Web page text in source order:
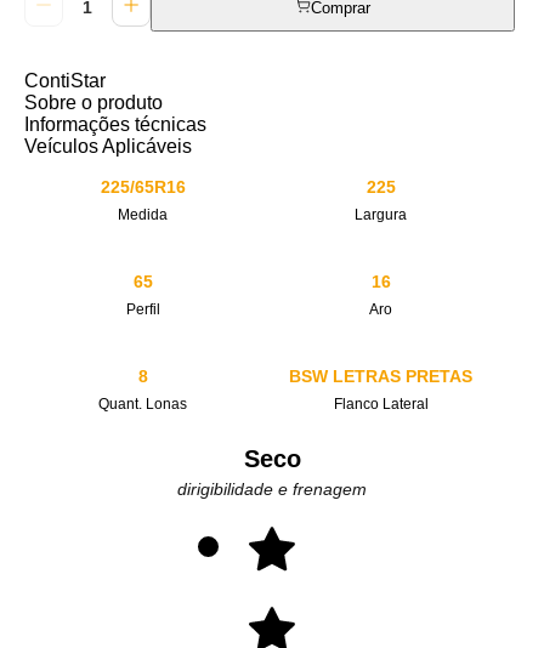
Comprar
ContiStar
Sobre o produto
Informações técnicas
Veículos Aplicáveis
225/65R16
Medida
225
Largura
65
Perfil
16
Aro
8
Quant. Lonas
BSW LETRAS PRETAS
Flanco Lateral
Seco
dirigibilidade e frenagem